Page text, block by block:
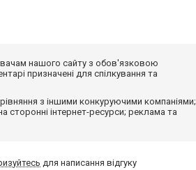
нашого сайту з обов'язковою
призначені для спілкування та
з іншими конкуруючими компаніями;
сторонні інтернет-ресурси; реклама та
для написання відгуку